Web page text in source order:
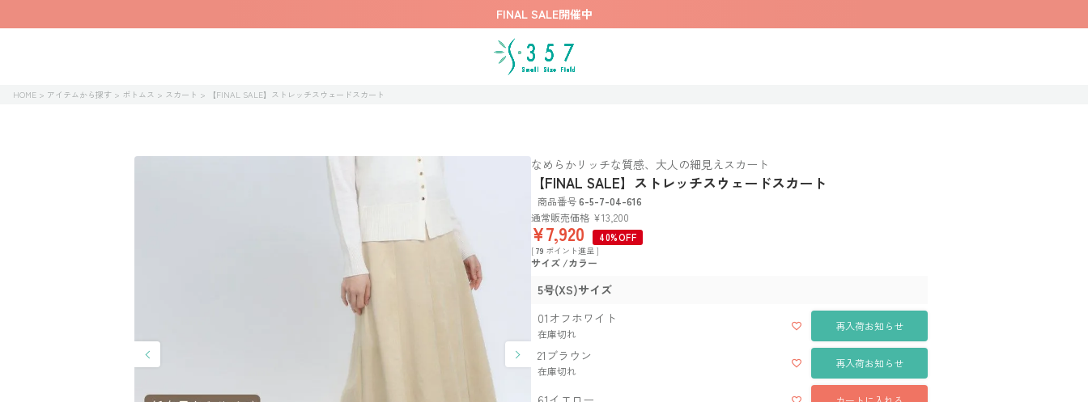
FINAL SALE開催中
HOME アイテムから探す ボトムス スカート 【FINAL SALE】ストレッチスウェードスカート
なめらかリッチな質感、大人の細見えスカート
【FINAL SALE】ストレッチスウェードスカート
商品番号6-5-7-04-616
通常販売価格 ¥13,200
¥7,920 40%OFF
[ 79 ポイント進呈 ]
サイズ カラー
5号(XS)サイズ
01オフホワイト
在庫切れ
再入荷お知らせ
21ブラウン
在庫切れ
再入荷お知らせ